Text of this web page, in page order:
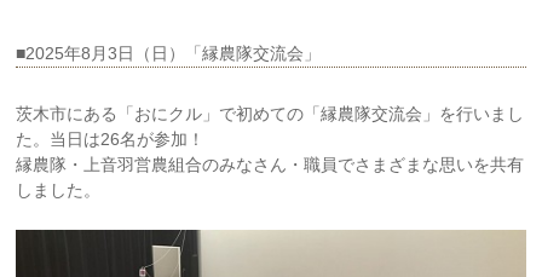
■2025年8月3日（日）「縁農隊交流会」
茨木市にある「おにクル」で初めての「縁農隊交流会」を行いまし
た。当日は26名が参加！
縁農隊・上音羽営農組合のみなさん・職員でさまざまな思いを共有
しました。